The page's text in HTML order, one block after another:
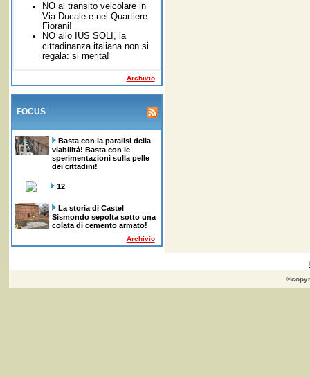
NO al transito veicolare in
Via Ducale e nel Quartiere
Fiorani!
NO allo IUS SOLI, la
cittadinanza italiana non si
regala: si merita!
Archivio
FOCUS
Basta con la paralisi della
viabilità! Basta con le
sperimentazioni sulla pelle
dei cittadini!
12
La storia di Castel
Sismondo sepolta sotto una
colata di cemento armato!
Archivio